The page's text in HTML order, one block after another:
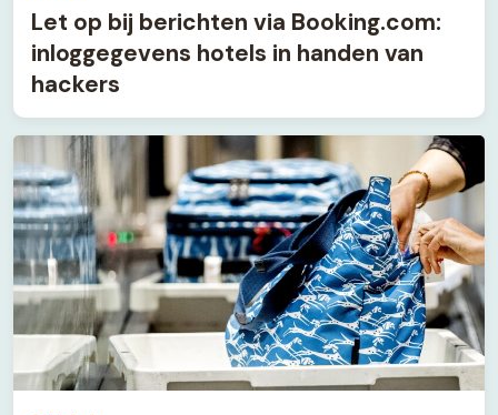
Let op bij berichten via Booking.com:
inloggegevens hotels in handen van
hackers